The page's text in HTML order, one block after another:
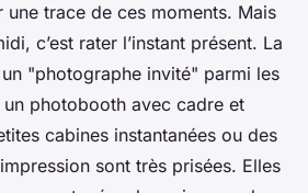
une trace de ces moments. Mais
c’est rater l’instant présent. La
"photographe invité" parmi les
photobooth avec cadre et
cabines instantanées ou des
sont très prisées. Elles